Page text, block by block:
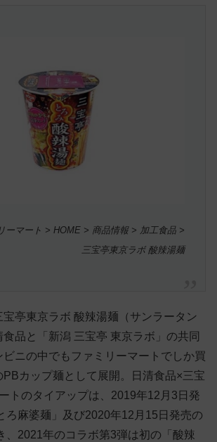
ーマート > HOME > 商品情報 > 加工食品 >
三宝亭東京ラボ 酸辣湯麺
亭東京ラボ 酸辣湯麺（サンラータン
食品と「新潟 三宝亭 東京ラボ」の共同
ビニの中でもファミリーマートでしか買
PBカップ麺として展開。日清食品×三宝
トのタイアップは、2019年12月3日発
ろ麻婆麺」及び2020年12月15日発売の
、2021年のコラボ第3弾は初の「酸辣